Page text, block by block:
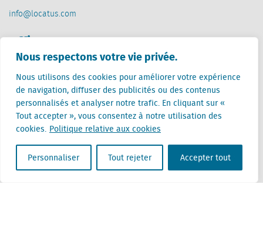
Nous respectons votre vie privée.
Nous utilisons des cookies pour améliorer votre expérience
de navigation, diffuser des publicités ou des contenus
personnalisés et analyser notre trafic. En cliquant sur «
Tout accepter », vous consentez à notre utilisation des
cookies. Politique relative aux cookies
Personnaliser Tout rejeter Accepter tout
info@locatus.com
Offices
Creative Valley
Stationsplein 32
3511 ED Utrecht
Belgique
Rue Cantersteen 47
1000 Bruxelles